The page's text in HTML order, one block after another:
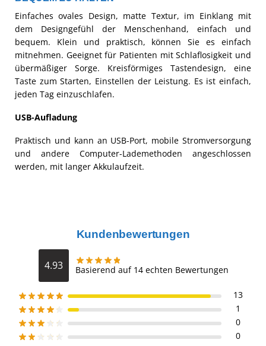
Einfaches ovales Design, matte Textur, im Einklang mit
dem Designgefühl der Menschenhand, einfach und
bequem. Klein und praktisch, können Sie es einfach
mitnehmen. Geeignet für Patienten mit Schlaflosigkeit und
übermäßiger Sorge. Kreisförmiges Tastendesign, eine
Taste zum Starten, Einstellen der Leistung. Es ist einfach,
jeden Tag einzuschlafen.
USB-Aufladung
Praktisch und kann an USB-Port, mobile Stromversorgung
und andere Computer-Lademethoden angeschlossen
werden, mit langer Akkulaufzeit.
Kundenbewertungen
4.93 Basierend auf 14 echten Bewertungen
13
1
0
0